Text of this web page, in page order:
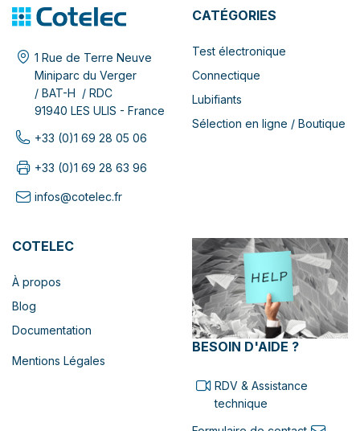
1 Rue de Terre Neuve
Miniparc du Verger
/ BAT-H / RDC
91940 LES ULIS - France
+33 (0)1 69 28 05 06
+33 (0)1 69 28 63 96
infos@cotelec.fr
CATÉGORIES
Test électronique
Connectique
Lubifiants
Sélection en ligne / Boutique
COTELEC
À propos
Blog
Documentation
Mentions Légales
BESOIN D'AIDE ?
RDV & Assistance
technique